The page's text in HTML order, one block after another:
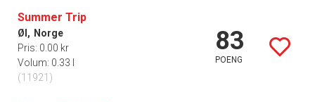
Summer Trip
Øl, Norge
Pris: 0.00 kr
Volum: 0.33 l
(11921)
83
POENG